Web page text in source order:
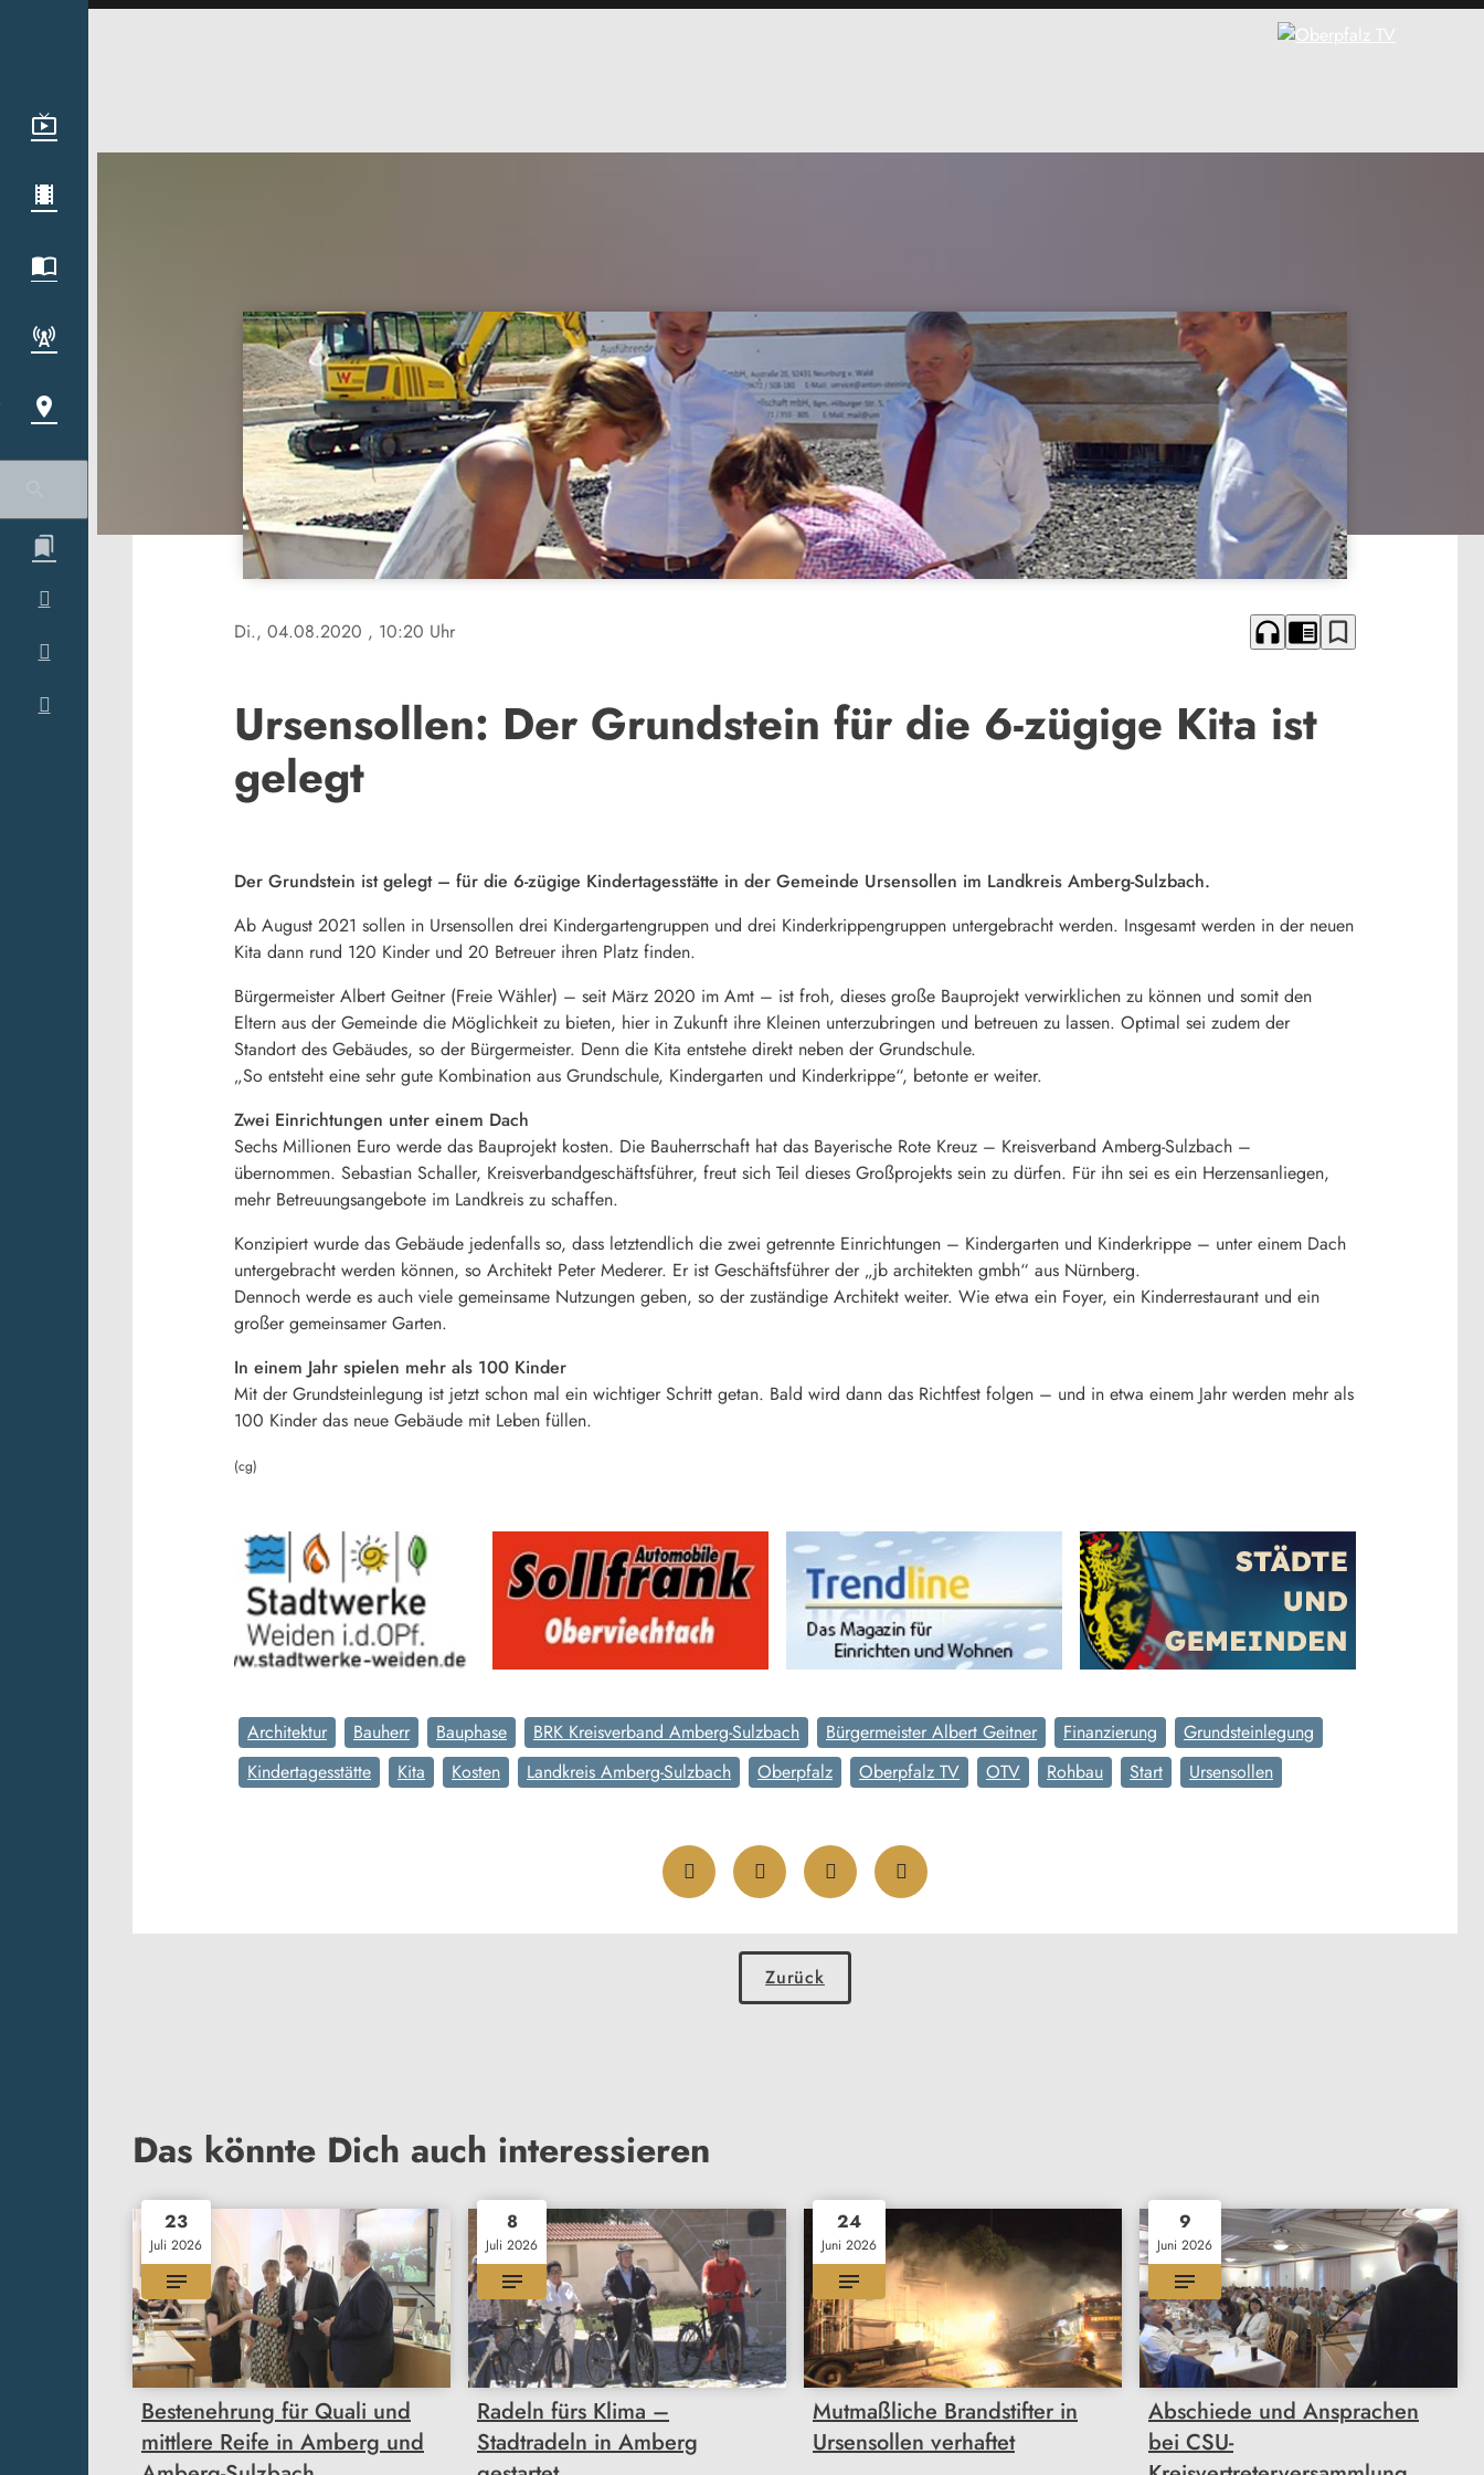
Di., 04.08.2020 , 10:20 Uhr headphones chrome_reader_mode bookmark_border
Ursensollen: Der Grundstein für die 6-zügige Kita ist
gelegt
Der Grundstein ist gelegt – für die 6-zügige Kindertagesstätte in der Gemeinde Ursensollen im Landkreis Amberg-Sulzbach.
Ab August 2021 sollen in Ursensollen drei Kindergartengruppen und drei Kinderkrippengruppen untergebracht werden. Insgesamt werden in der neuen
Kita dann rund 120 Kinder und 20 Betreuer ihren Platz finden.
Bürgermeister Albert Geitner (Freie Wähler) – seit März 2020 im Amt – ist froh, dieses große Bauprojekt verwirklichen zu können und somit den
Eltern aus der Gemeinde die Möglichkeit zu bieten, hier in Zukunft ihre Kleinen unterzubringen und betreuen zu lassen. Optimal sei zudem der
Standort des Gebäudes, so der Bürgermeister. Denn die Kita entstehe direkt neben der Grundschule.
„So entsteht eine sehr gute Kombination aus Grundschule, Kindergarten und Kinderkrippe“, betonte er weiter.
Zwei Einrichtungen unter einem Dach
Sechs Millionen Euro werde das Bauprojekt kosten. Die Bauherrschaft hat das Bayerische Rote Kreuz – Kreisverband Amberg-Sulzbach –
übernommen. Sebastian Schaller, Kreisverbandgeschäftsführer, freut sich Teil dieses Großprojekts sein zu dürfen. Für ihn sei es ein Herzensanliegen,
mehr Betreuungsangebote im Landkreis zu schaffen.
Konzipiert wurde das Gebäude jedenfalls so, dass letztendlich die zwei getrennte Einrichtungen – Kindergarten und Kinderkrippe – unter einem Dach
untergebracht werden können, so Architekt Peter Mederer. Er ist Geschäftsführer der „jb architekten gmbh“ aus Nürnberg.
Dennoch werde es auch viele gemeinsame Nutzungen geben, so der zuständige Architekt weiter. Wie etwa ein Foyer, ein Kinderrestaurant und ein
großer gemeinsamer Garten.
In einem Jahr spielen mehr als 100 Kinder
Mit der Grundsteinlegung ist jetzt schon mal ein wichtiger Schritt getan. Bald wird dann das Richtfest folgen – und in etwa einem Jahr werden mehr als
100 Kinder das neue Gebäude mit Leben füllen.
(cg)
Architektur Bauherr Bauphase BRK Kreisverband Amberg-Sulzbach Bürgermeister Albert Geitner Finanzierung
Grundsteinlegung
Kindertagesstätte
Kita Kosten Landkreis Amberg-Sulzbach Oberpfalz Oberpfalz TV OTV Rohbau Start Ursensollen
Zurück
Das könnte Dich auch interessieren
23
Juli 2026
Bestenehrung für Quali und
mittlere Reife in Amberg und
8
Juli 2026
Radeln fürs Klima –
Stadtradeln in Amberg
24
Juni 2026
Mutmaßliche Brandstifter in
Ursensollen verhaftet
9
Juni 2026
Abschiede und Ansprachen
bei CSU-